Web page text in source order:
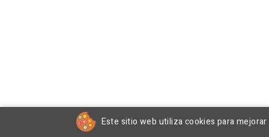
Este sitio web utiliza cookies para